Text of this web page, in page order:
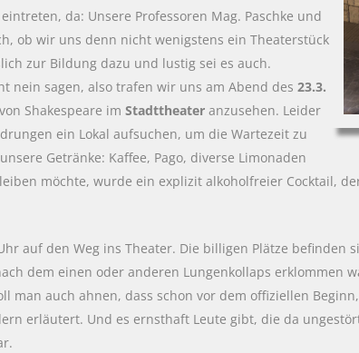
da: Unsere Professoren Mag. Paschke und
ob wir uns denn nicht wenigstens ein Theaterstück
zur Bildung dazu und lustig sei es auch.
nein sagen, also trafen wir uns am Abend des 23.3.
Shakespeare im Stadttheater anzusehen. Leider
ein Lokal aufsuchen, um die Wartezeit zu
Getränke: Kaffee, Pago, diverse Limonaden
möchte, wurde ein explizit alkoholfreier Cocktail,
auf den Weg ins Theater. Die billigen Plätze befinden
dem einen oder anderen Lungenkollaps erklommen
man auch ahnen, dass schon vor dem offiziellen
erläutert. Und es ernsthaft Leute gibt, die da